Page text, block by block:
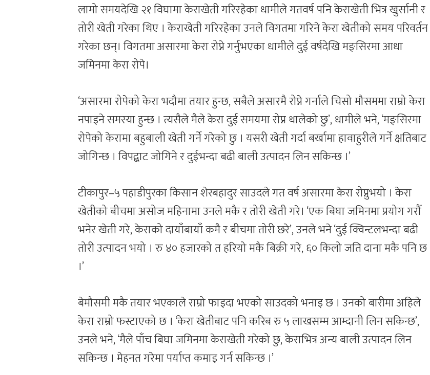
लामो समयदेखि २१ विघामा केराखेती गरिरहेका धामीले गतवर्ष पनि केराखेती भित्र खुर्सानी र
तोरी खेती गरेका थिए । केराखेती गरिरहेका उनले विगतमा गरिने केरा खेतीको समय परिवर्तन
गरेका छन्। विगतमा असारमा केरा रोप्ने गर्नुभएका धामीले दुई वर्षदेखि मङ्सिरमा आधा
जमिनमा केरा रोपे।
‘असारमा रोपेको केरा भदौमा तयार हुन्छ, सबैले असारमै रोप्ने गर्नाले चिसो मौसममा राम्रो केरा
नपाइने समस्या हुन्छ । त्यसैले मैले केरा दुई समयमा रोप्न थालेको छु’, धामीले भने, ‘मङ्सिरमा
रोपेको केरामा बहुबाली खेती गर्ने गरेको छु । यसरी खेती गर्दा बर्खामा हावाहुरीले गर्ने क्षतिबाट
जोगिन्छ । विपद्बाट जोगिने र दुईभन्दा बढी बाली उत्पादन लिन सकिन्छ ।’
टीकापुर–५ पहाडीपुरका किसान शेरबहादुर साउदले गत वर्ष असारमा केरा रोप्नुभयो । केरा
खेतीको बीचमा असोज महिनामा उनले मकै र तोरी खेती गरे। ‘एक बिघा जमिनमा प्रयोग गरौँ
भनेर खेती गरे, केराको दायाँबायाँ कमै र बीचमा तोरी छरे’, उनले भने ‘दुई क्विन्टलभन्दा बढी
तोरी उत्पादन भयो । रु ४० हजारको त हरियो मकै बिक्री गरे, ६० किलो जति दाना मकै पनि छ
।’
बेमौसमी मकै तयार भएकाले राम्रो फाइदा भएको साउदको भनाइ छ । उनको बारीमा अहिले
केरा राम्रो फस्टाएको छ । ‘केरा खेतीबाट पनि करिब रु ५ लाखसम्म आम्दानी लिन सकिन्छ’,
उनले भने, ‘मैले पाँच बिघा जमिनमा केराखेती गरेको छु, केराभित्र अन्य बाली उत्पादन लिन
सकिन्छ । मेहनत गरेमा पर्याप्त कमाइ गर्न सकिन्छ ।’